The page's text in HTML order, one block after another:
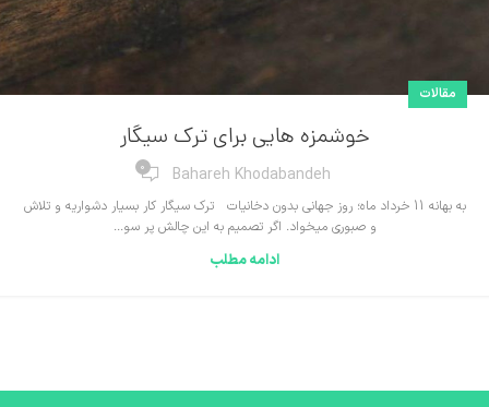
مقالات
خوشمزه هایی برای ترک سیگار
Bahareh Khodabandeh
0
به بهانه 11 خرداد ماه؛ روز جهانی بدون دخانیات ترک سیگار کار بسیار دشواریه و تلاش
و صبوری میخواد. اگر تصمیم به این چالش پر سو...
ادامه مطلب